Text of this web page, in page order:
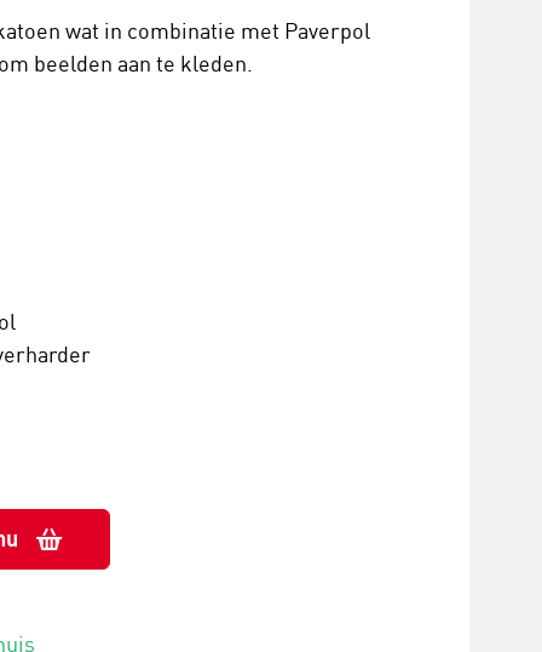
wat in combinatie met Paverpol
beelden aan te kleden.